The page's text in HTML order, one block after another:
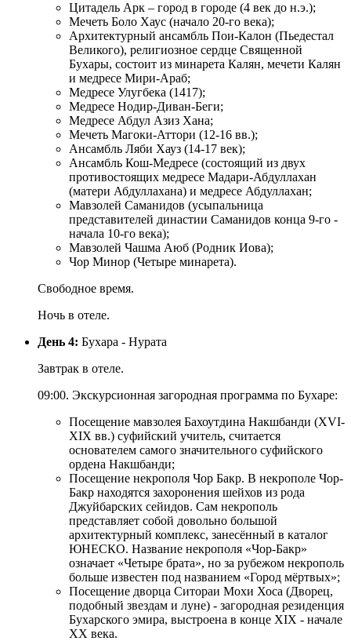
Цитадель Арк – город в городе (4 век до н.э.);
Мечеть Боло Хаус (начало 20-го века);
Архитектурный ансамбль Пои-Калон (Пьедестал
Великого), религиозное сердце Священной
Бухары, состоит из минарета Калян, мечети Калян
и медресе Мири-Араб;
Медресе Улугбека (1417);
Медресе Нодир-Диван-Беги;
Медресе Абдул Азиз Хана;
Мечеть Магоки-Аттори (12-16 вв.);
Ансамбль Ляби Хауз (14-17 век);
Ансамбль Кош-Медресе (состоящий из двух
противостоящих медресе Мадари-Абдуллахан
(матери Абдуллахана) и медресе Абдуллахан;
Мавзолей Саманидов (усыпальница
представителей династии Саманидов конца 9-го -
начала 10-го века);
Мавзолей Чашма Аюб (Родник Иова);
Чор Минор (Четыре минарета).
Свободное время.
Ночь в отеле.
День 4: Бухара - Нурата
Завтрак в отеле.
09:00. Экскурсионная загородная программа по Бухаре:
Посещение мавзолея Бахоутдина Накшбанди (XVI-
XIX вв.) суфийский учитель, считается
основателем самого значительного суфийского
ордена Накшбанди;
Посещение некрополя Чор Бакр. В некрополе Чор-
Бакр находятся захоронения шейхов из рода
Джуйбарских сейидов. Сам некрополь
представляет собой довольно большой
архитектурный комплекс, занесённый в каталог
ЮНЕСКО. Название некрополя «Чор-Бакр»
означает «Четыре брата», но за рубежом некрополь
больше известен под названием «Город мёртвых»;
Посещение дворца Ситораи Мохи Хоса (Дворец,
подобный звездам и луне) - загородная резиденция
Бухарского эмира, выстроена в конце XIX - начале
ХХ века.